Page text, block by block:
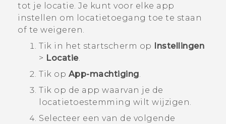
HTC-apparaten & -accessoires
VIVERSE
Aanmelden
tot je locatie. Je kunt voor elke app
instellen om locatietoegang toe te staan
of te weigeren.
Tik in het startscherm op
Instellingen
> Locatie.
Tik op App-machtiging.
Tik op de app waarvan je de
locatietoestemming wilt wijzigen.
Selecteer een van de volgende